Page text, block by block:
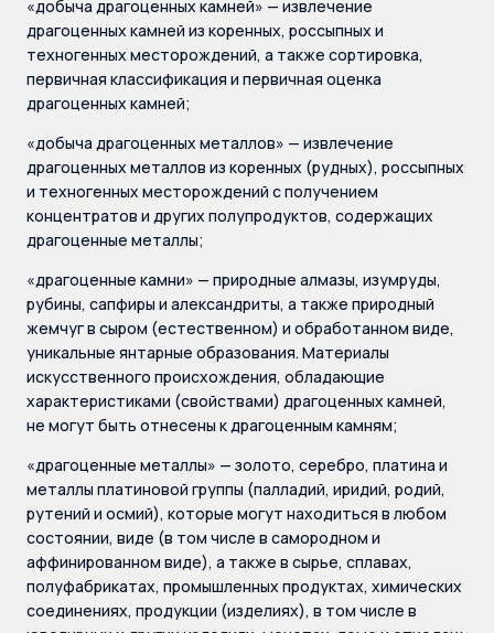
«добыча драгоценных камней» — извлечение
драгоценных камней из коренных, россыпных и
техногенных месторождений, а также сортировка,
первичная классификация и первичная оценка
драгоценных камней;
«добыча драгоценных металлов» — извлечение
драгоценных металлов из коренных (рудных), россыпных
и техногенных месторождений с получением
концентратов и других полупродуктов, содержащих
драгоценные металлы;
«драгоценные камни» — природные алмазы, изумруды,
рубины, сапфиры и александриты, а также природный
жемчуг в сыром (естественном) и обработанном виде,
уникальные янтарные образования. Материалы
искусственного происхождения, обладающие
характеристиками (свойствами) драгоценных камней,
не могут быть отнесены к драгоценным камням;
«драгоценные металлы» — золото, серебро, платина и
металлы платиновой группы (палладий, иридий, родий,
рутений и осмий), которые могут находиться в любом
состоянии, виде (в том числе в самородном и
аффинированном виде), а также в сырье, сплавах,
полуфабрикатах, промышленных продуктах, химических
соединениях, продукции (изделиях), в том числе в